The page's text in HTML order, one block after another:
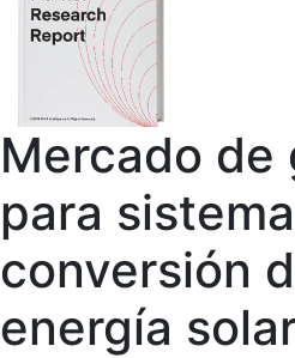
Mercado de
para
conversión
energía